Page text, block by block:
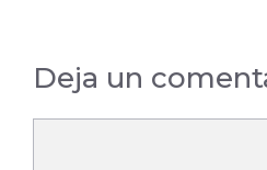
Deja un